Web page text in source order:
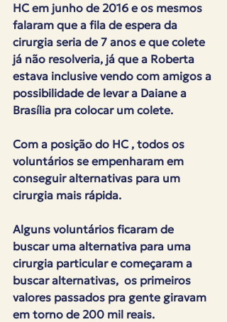
HC em junho de 2016 e os mesmos
falaram que a fila de espera da
cirurgia seria de 7 anos e que colete
já não resolveria, já que a Roberta
estava inclusive vendo com amigos a
possibilidade de levar a Daiane a
Brasília pra colocar um colete.
Com a posição do HC , todos os
voluntários se empenharam em
conseguir alternativas para um
cirurgia mais rápida.
Alguns voluntários ficaram de
buscar uma alternativa para uma
cirurgia particular e começaram a
buscar alternativas,  os primeiros
valores passados pra gente giravam
em torno de 200 mil reais.